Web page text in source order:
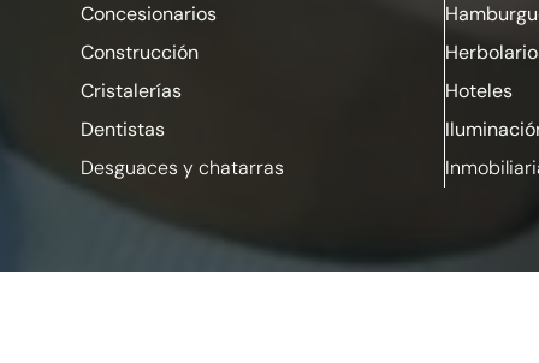
Concesionarios
Construcción
Cristalerías
Dentistas
Desguaces y chatarras
Hoteles